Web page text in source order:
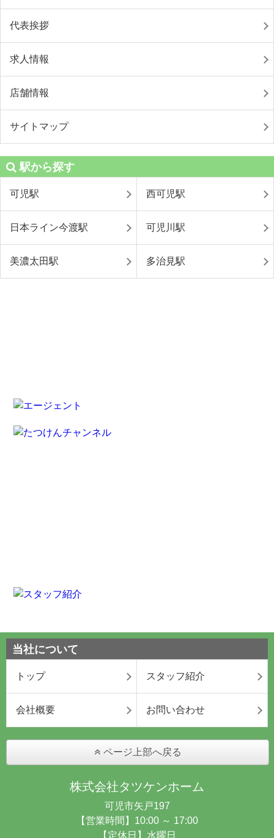
代表挨拶
求人情報
店舗情報
サイトマップ
駅から探す
可児駅 西可児駅
日本ライン今渡駅 可児川駅
美濃太田駅 多治見駅
当社について
トップ スタッフ紹介
会社概要 お問い合わせ
ページ上部へ戻る
株式会社タツケンホーム
可児市矢戸197
【営業時間】10:00 ～ 17:00
【定休日】水曜日